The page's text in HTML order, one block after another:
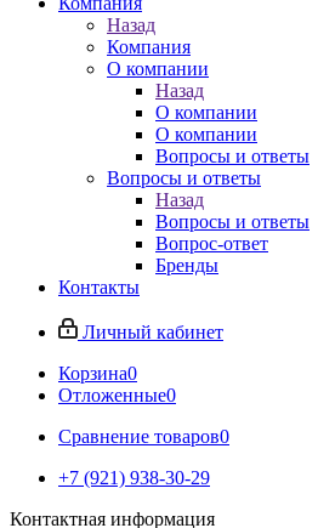
Назад
Компания
О компании
Назад
О компании
О компании
Вопросы и ответы
Вопросы и ответы
Назад
Вопросы и ответы
Вопрос-ответ
Бренды
Контакты
Личный кабинет
Корзина0
Отложенные0
Сравнение товаров0
+7 (921) 938-30-29
Контактная информация